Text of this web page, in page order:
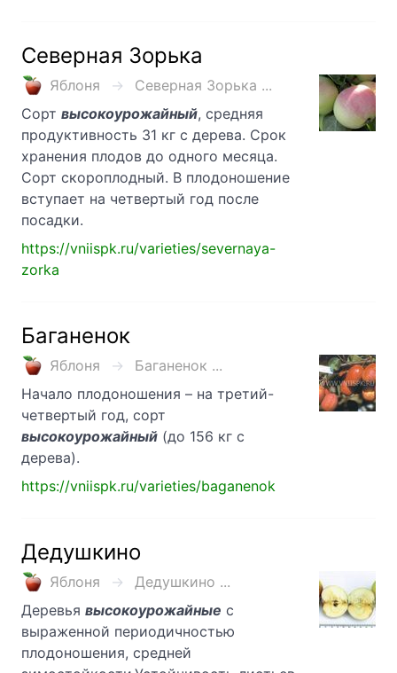
Северная Зорька
Яблоня
Северная Зорька ...
Сорт высокоурожайный, средняя
продуктивность 31 кг с дерева. Срок
хранения плодов до одного месяца.
Сорт скороплодный. В плодоношение
вступает на четвертый год после
посадки.
https://vniispk.ru/varieties/severnaya-
zorka
Баганенок
Яблоня
Баганенок ...
Начало плодоношения – на третий-
четвертый год, сорт
высокоурожайный (до 156 кг с
дерева).
https://vniispk.ru/varieties/baganenok
Дедушкино
Яблоня
Дедушкино ...
Деревья высокоурожайные с
выраженной периодичностью
плодоношения, средней